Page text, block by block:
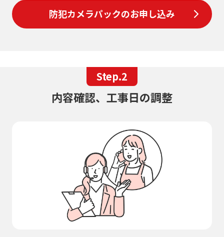
防犯カメラパックのお申し込み
Step.2
内容確認、工事日の調整